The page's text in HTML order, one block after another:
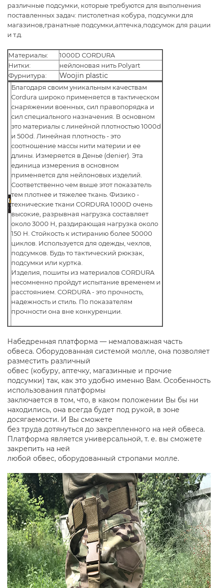
различные подсумки, которые требуются для выполнения
поставленных задач: пистолетная кобура, подсумки для
магазинов,гранатные подсумки,аптечка,подсумок для рации
и т.д.
Материалы:
1000D CORDURA
Нитки:
нейлоновая нить Polyart
Фурнитура:
Woojin plastic
Благодаря своим уникальным качествам
Cordura широко применяется в тактическом
снаряжении военных, сил правопорядка и
сил специального назначения. В основном
это материалы с линейной плотностью 1000d
и 500d. Линейная плотность - это
соотношение массы нити материи и ее
длины. Измеряется в Денье (denier). Эта
единица измерения в основном
применяется для нейлоновых изделий.
Соответственно чем выше этот показатель
тем плотнее и тяжелее ткань. Физико -
технические ткани CORDURA 1000D очень
высокие, разрывная нагрузка составляет
около 3000 Н, раздирающая нагрузка около
150 Н. Стойкость к истиранию более 50000
циклов. Используется для одежды, чехлов,
подсумков. Будь то тактический рюкзак,
подсумки или куртка.
Изделия, пошиты из материалов CORDURA
несомненно пройдут испытание временем и
расстоянием. CORDURA - это прочность,
надежность и стиль. По показателям
прочности она вне конкуренции.
Набедренная платформа — немаловажная часть
обвеса. Оборудованная системой молле, она позволяет
разместить различный
обвес (кобуру, аптечку, магазинные и прочие
подсумки) так, как это удобно именно Вам. Особенность
использования платформы
заключается в том, что, в каком положении Вы бы ни
находились, она всегда будет под рукой, в зоне
досягаемости. И Вы сможете
без труда дотянуться до закрепленного на ней обвеса.
Платформа является универсальной, т. е. вы сможете
закрепить на ней
любой обвес, оборудованный стропами молле.